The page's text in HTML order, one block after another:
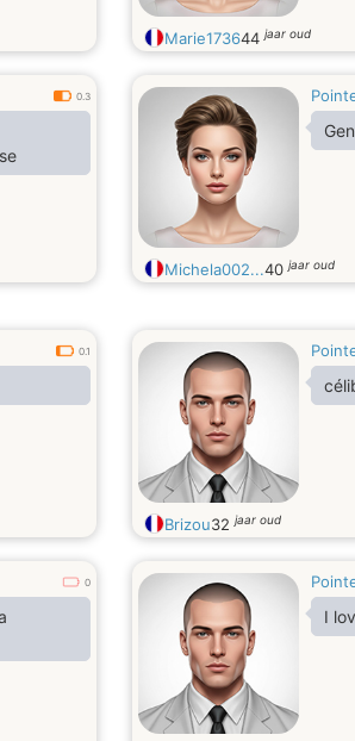
Marie173644jaar oud
0.3
Michela002...40jaar oud
0.1
Brizou32jaar oud
0
I